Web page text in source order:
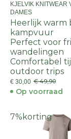
KJELVIK KNITWEAR
DAMES
Heerlijk warm
kampvuur
Perfect voor
wandelingen
Comfortabel
outdoor trips
€ 30,00 € 49,90
Op voorraad
7% korting